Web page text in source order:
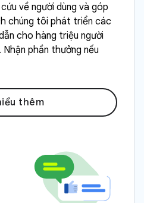
về người dùng và góp
chúng tôi phát triển các
cho hàng triệu người
phần thưởng nếu
thêm